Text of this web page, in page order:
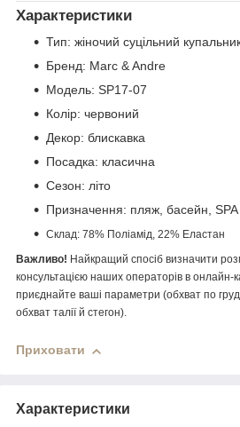
Характеристики
Тип: жіночий суцільний
Бренд: Marc & Andre
Модель: SP17-07
Колір: червоний
Декор: блискавка
Посадка: класична
Сезон: літо
Призначення: пляж, басейн, SPA
Склад: 78% Поліамід, 22% Еластан
Важливо! Найкращий спосіб визначити
консультацією наших операторів в онлайн-
приєднайте ваші параметри (обхват по
обхват талії й стегон).
Приховати
Характеристики